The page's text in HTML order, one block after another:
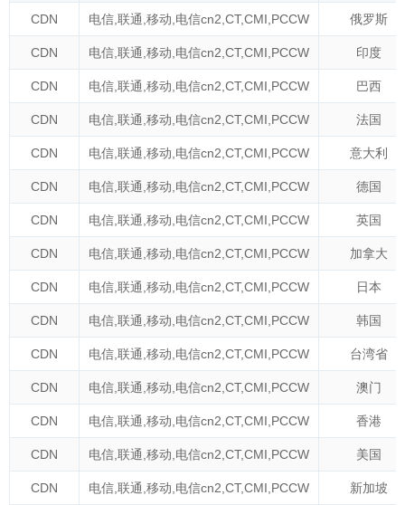
CDN 电信,联通,移动,电信cn2,CT,CMI,PCCW 俄罗斯
CDN 电信,联通,移动,电信cn2,CT,CMI,PCCW 印度
CDN 电信,联通,移动,电信cn2,CT,CMI,PCCW 巴西
CDN 电信,联通,移动,电信cn2,CT,CMI,PCCW 法国
CDN 电信,联通,移动,电信cn2,CT,CMI,PCCW 意大利
CDN 电信,联通,移动,电信cn2,CT,CMI,PCCW 德国
CDN 电信,联通,移动,电信cn2,CT,CMI,PCCW 英国
CDN 电信,联通,移动,电信cn2,CT,CMI,PCCW 加拿大
CDN 电信,联通,移动,电信cn2,CT,CMI,PCCW 日本
CDN 电信,联通,移动,电信cn2,CT,CMI,PCCW 韩国
CDN 电信,联通,移动,电信cn2,CT,CMI,PCCW 台湾省
CDN 电信,联通,移动,电信cn2,CT,CMI,PCCW 澳门
CDN 电信,联通,移动,电信cn2,CT,CMI,PCCW 香港
CDN 电信,联通,移动,电信cn2,CT,CMI,PCCW 美国
CDN 电信,联通,移动,电信cn2,CT,CMI,PCCW 新加坡